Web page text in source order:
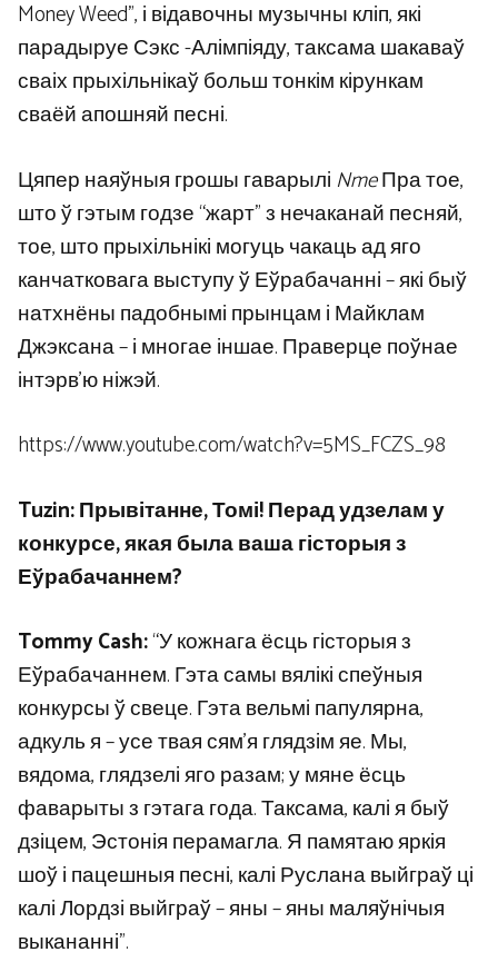
Money Weed”, і відавочны музычны кліп, які
парадыруе Сэкс -Алімпіяду, таксама шакаваў
сваіх прыхільнікаў больш тонкім кірункам
сваёй апошняй песні.
Цяпер наяўныя грошы гаварылі NmeПра тое,
што ў гэтым годзе “жарт” з нечаканай песняй,
тое, што прыхільнікі могуць чакаць ад яго
канчатковага выступу ў Еўрабачанні – які быў
натхнёны падобнымі прынцам і Майклам
Джэксана – і многае іншае. Праверце поўнае
інтэрв’ю ніжэй.
https://www.youtube.com/watch?v=5MS_FCZS_98
Tuzin: Прывітанне, Томі! Перад удзелам у
конкурсе, якая была ваша гісторыя з
Еўрабачаннем?
Tommy Cash:“У кожнага ёсць гісторыя з
Еўрабачаннем. Гэта самы вялікі спеўныя
конкурсы ў свеце. Гэта вельмі папулярна,
адкуль я – усе твая сям’я глядзім яе. Мы,
вядома, глядзелі яго разам; у мяне ёсць
фаварыты з гэтага года. Таксама, калі я быў
дзіцем, Эстонія перамагла. Я памятаю яркія
шоў і пацешныя песні, калі Руслана выйграў ці
калі Лордзі выйграў – яны – яны маляўнічыя
выкананні”.